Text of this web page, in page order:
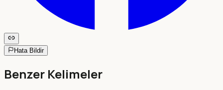
Hata Bildir
Benzer Kelimeler